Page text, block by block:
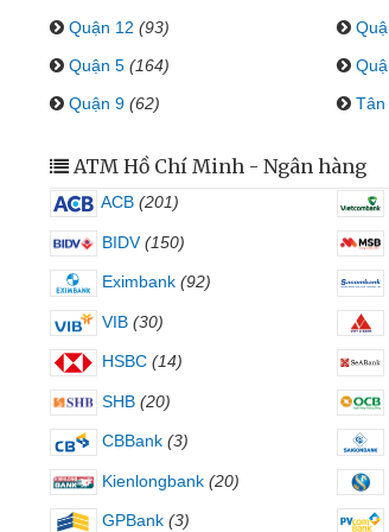
Quận 12 (93)
Quận 5 (164)
Quận 9 (62) Tân
ATM Hồ Chí Minh - Ngân hàng
ACB (201)
BIDV (150)
Eximbank (92)
VIB (30)
HSBC (14)
SHB (20)
CBBank (3)
Kienlongbank (20)
GPBank (3)